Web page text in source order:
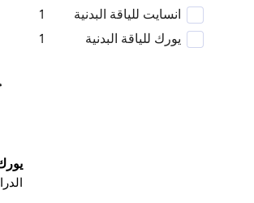
انسايت للياقة البدنية
1
يورك للياقة البدنية
1